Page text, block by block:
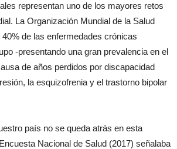
representan uno de los mayores retos
La Organización Mundial de la Salud
de las enfermedades crónicas
-presentando una gran prevalencia en el
de años perdidos por discapacidad
la esquizofrenia y el trastorno bipolar
país no se queda atrás en esta
Nacional de Salud (2017) señalaba